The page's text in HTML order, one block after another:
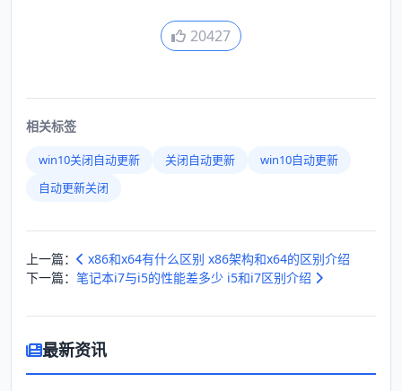
20427
相关标签
win10关闭自动更新 关闭自动更新
win10自动更新
自动更新关闭
上一篇：
x86和x64有什么区别 x86架构和x64的区别介绍
下一篇： 笔记本i7与i5的性能差多少 i5和i7区别介绍
最新资讯